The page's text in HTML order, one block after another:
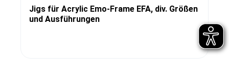
Jigs für Acrylic Emo-Frame EFA, div. Größen
und Ausführungen